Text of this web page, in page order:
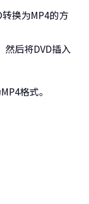
换为MP4的方
然后将DVD插入
格式。